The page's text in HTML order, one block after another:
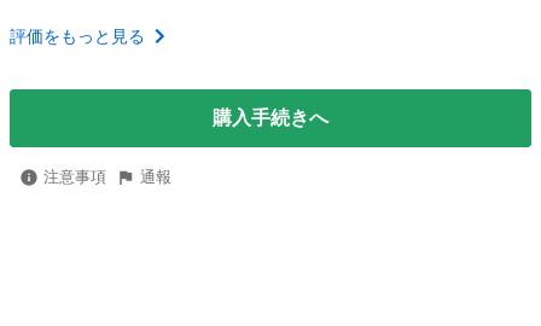
評価をもっと見る
購入手続きへ
注意事項 通報